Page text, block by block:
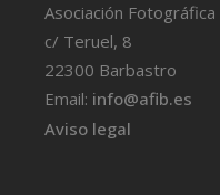
Asociación
c/ Teruel, 8
22300 Barbastro
Email: info@afib.es
Aviso legal